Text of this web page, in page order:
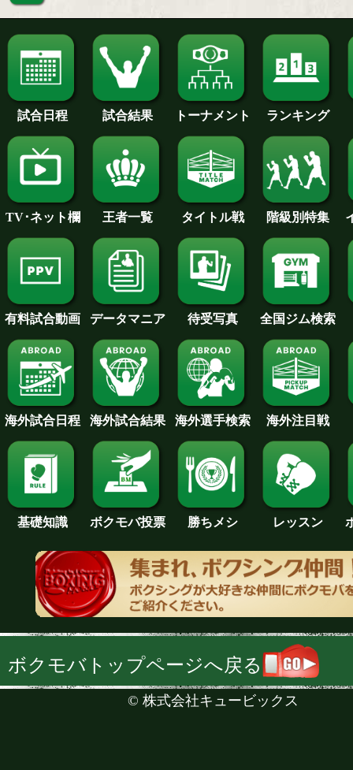
試合日程 試合結果 トーナメント ランキング
TV･ネット欄 王者一覧 タイトル戦 階級別特集
有料試合動画 データマニア 待受写真 全国ジム検索
海外試合日程 海外試合結果 海外選手検索 海外注目戦
基礎知識 ボクモバ投票 勝ちメシ レッスン
ボクモバトップページへ戻る
© 株式会社キュービックス